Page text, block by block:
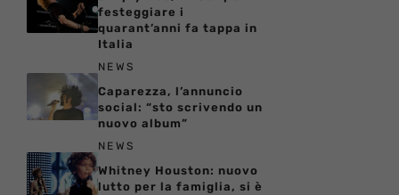
festeggiare i
quarant’anni fa tappa in
Italia
NEWS
Caparezza, l’annuncio
social: “sto scrivendo un
nuovo album”
NEWS
Whitney Houston: nuovo
lutto per la famiglia, si è